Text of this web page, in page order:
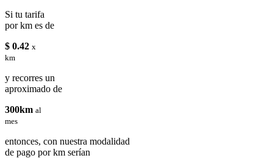
Si tu tarifa
por km es de
$ 0.42 x
km
y recorres un
aproximado de
300km al
mes
entonces, con nuestra modalidad
de pago por km serían